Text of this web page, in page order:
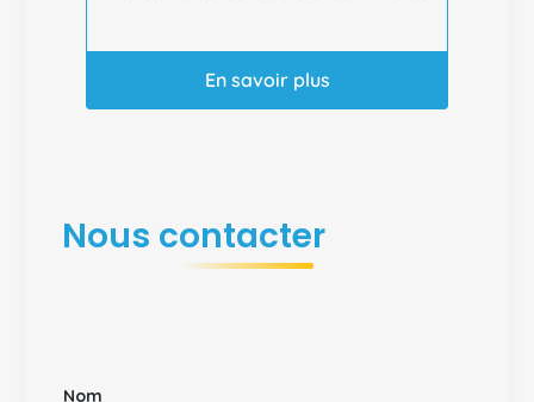
En savoir plus
Nous contacter
Nom